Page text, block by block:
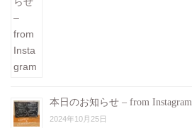
本日のお知らせ – from Instagram
2024年10月25日